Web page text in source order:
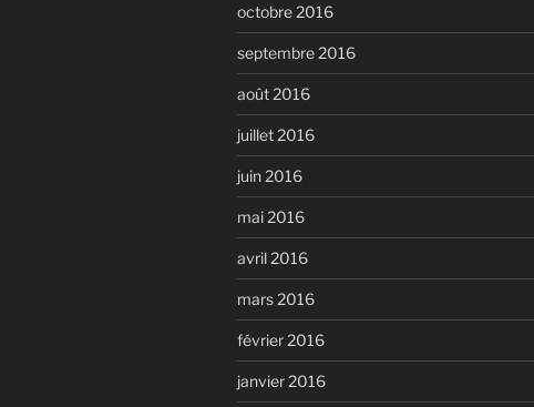
octobre 2016
septembre 2016
août 2016
juillet 2016
juin 2016
mai 2016
avril 2016
mars 2016
février 2016
janvier 2016